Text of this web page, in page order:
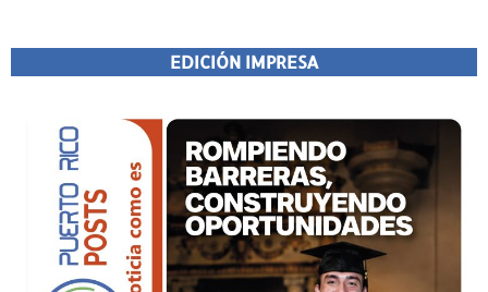
EDICIÓN IMPRESA